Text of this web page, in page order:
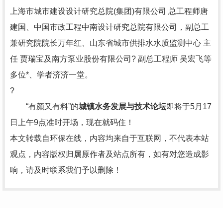
上海市城市建设设计研究总院(集团)有限公司 总工程师唐
建国、中国市政工程中南设计研究总院有限公司，副总工
兼研究院院长万年红、山东省城市供排水水质监测中心 主
任 贾瑞宝及南方泵业股份有限公司? 副总工程师 吴宏飞等
多位*、学者济济一堂。
?
“有颜又有料”的城镇水务发展与技术论坛即将于5月17
日上午9点准时开场，现在就码住！
本文转载自环保在线，内容均来自于互联网，不代表本站
观点，内容版权归属原作者及站点所有，如有对您造成影
响，请及时联系我们予以删除！